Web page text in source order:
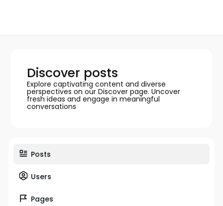
Discover posts
Explore captivating content and diverse
perspectives on our Discover page. Uncover
fresh ideas and engage in meaningful
conversations
Posts
Users
Pages